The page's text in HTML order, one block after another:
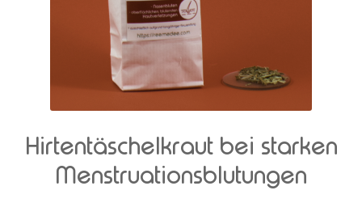
Hirtentäschelkraut bei starken
Menstruationsblutungen